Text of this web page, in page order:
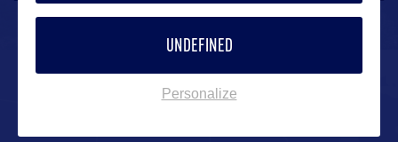
ALLEZ PLUS LOIN
UNDEFINED
Personalize